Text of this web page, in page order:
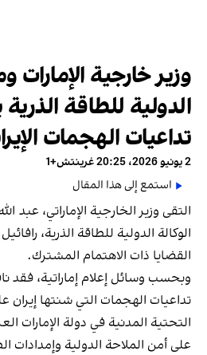
وزير خارجية الإمارات
الدولية للطاقة
تداعيات الهجمات
2 يونيو 2026، 20:25 غرينتش+1
استمع إلى هذا المقال
التقى وزير الخارجية الإماراتي، عبد
الوكالة الدولية للطاقة الذرية،
القضايا ذات الاهتمام المشترك.
وبحسب وسائل إعلام إماراتية، فقد
تداعيات الهجمات التي شنتها إيران
التحتية المدنية في دولة الإمارات
على أمن الملاحة الدولية وإمدادات